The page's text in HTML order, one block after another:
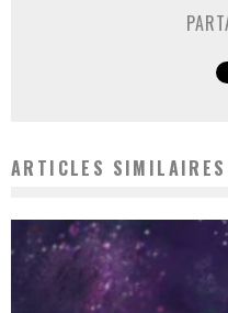
ARTICLES SIMILAIRES